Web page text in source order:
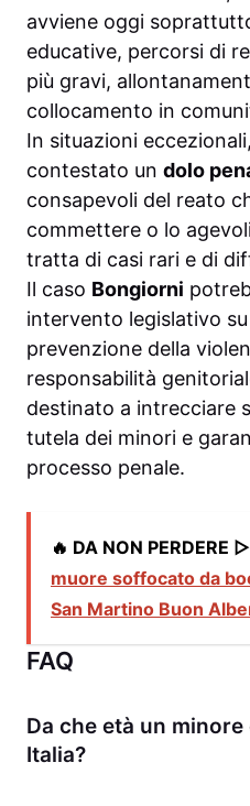
avviene oggi
educative, percorsi di
più gravi,
collocamento in
In situazioni
contestato un dolo
consapevoli del reato
commettere o lo
tratta di casi rari e di
Il caso Bongiorni
intervento legislativo
prevenzione della
responsabilità
destinato a intrecciare
tutela dei minori e
processo penale.
🔥 DA NON PERDERE ▷
muore soffocato da
San Martino Buon
FAQ
Da che età un
Italia?